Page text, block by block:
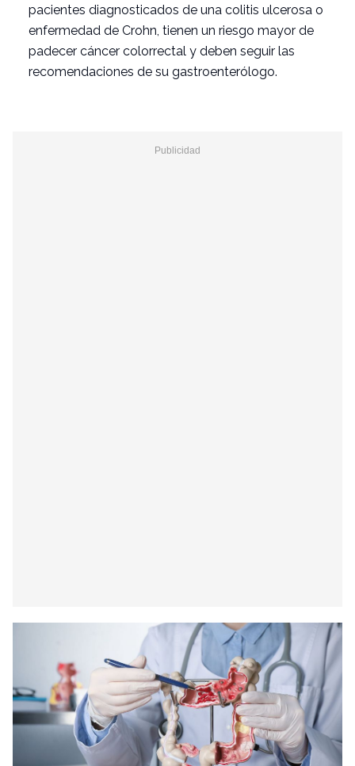
pacientes diagnosticados de una colitis ulcerosa o
enfermedad de Crohn, tienen un riesgo mayor de
padecer cáncer colorrectal y deben seguir las
recomendaciones de su gastroenterólogo.